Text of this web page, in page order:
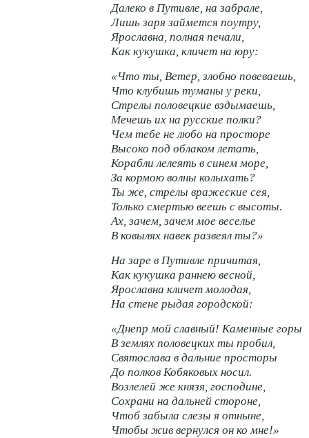
Далеко в Путивле, на забрале,
Лишь заря займется поутру,
Ярославна, полная печали,
Как кукушка, кличет на юру:
«Что ты, Ветер, злобно повеваешь,
Что клубишь туманы у реки,
Стрелы половецкие вздымаешь,
Мечешь их на русские полки?
Чем тебе не любо на просторе
Высоко под облаком летать,
Корабли лелеять в синем море,
За кормою волны колыхать?
Ты же, стрелы вражеские сея,
Только смертью веешь с высоты.
Ах, зачем, зачем мое веселье
В ковылях навек развеял ты?»
На заре в Путивле причитая,
Как кукушка раннею весной,
Ярославна кличет молодая,
На стене рыдая городской:
«Днепр мой славный! Каменные горы
В землях половецких ты пробил,
Святослава в дальние просторы
До полков Кобяковых носил.
Возлелей же князя, господине,
Сохрани на дальней стороне,
Чтоб забыла слезы я отныне,
Чтобы жив вернулся он ко мне!»